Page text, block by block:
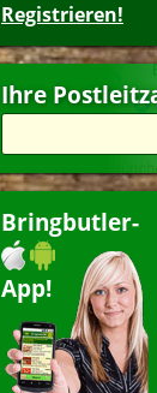
Registrieren!
Ihre
Bringbutler-
App!